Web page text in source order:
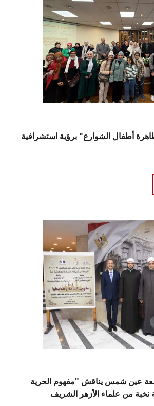
أطفال الشوارع" برؤية استشرافية
عين شمس يناقش "مفهوم الحرية
من علماء الأزهر الشريف